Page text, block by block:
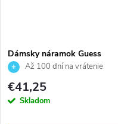
Dámsky náramok Guess
JUBB05503JWYGS
Až 100 dní na vrátenie
tovaru. Autorizovaný predajca.
€41,25
Skladom